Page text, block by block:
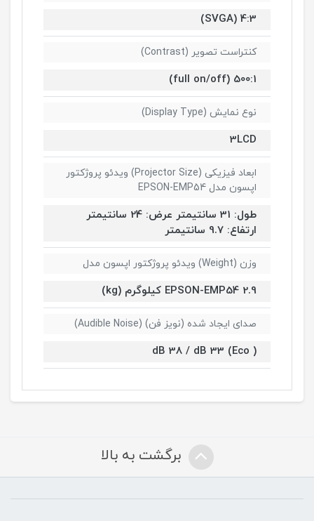
4:3 (SVGA)
کنتراست تصویر (Contrast)
500:1 (full on/off)
نوع نمایش (Display Type)
3LCD
ابعاد فیزیکی (Projector Size) ویدئو پروژکتور
اپسون مدل EPSON-EMP54
طول: 31 سانتیمتر عرض: 24 سانتیمتر
ارتفاع: 9.7 سانتیمتر
وزن (Weight) ویدئو پروژکتور اپسون مدل
EPSON-EMP54 2.9 کیلوگرم (kg)
صدای ایجاد شده (نویز فن) (Audible Noise)
( dB 38 / dB 33 (Eco
برگشت به بالا